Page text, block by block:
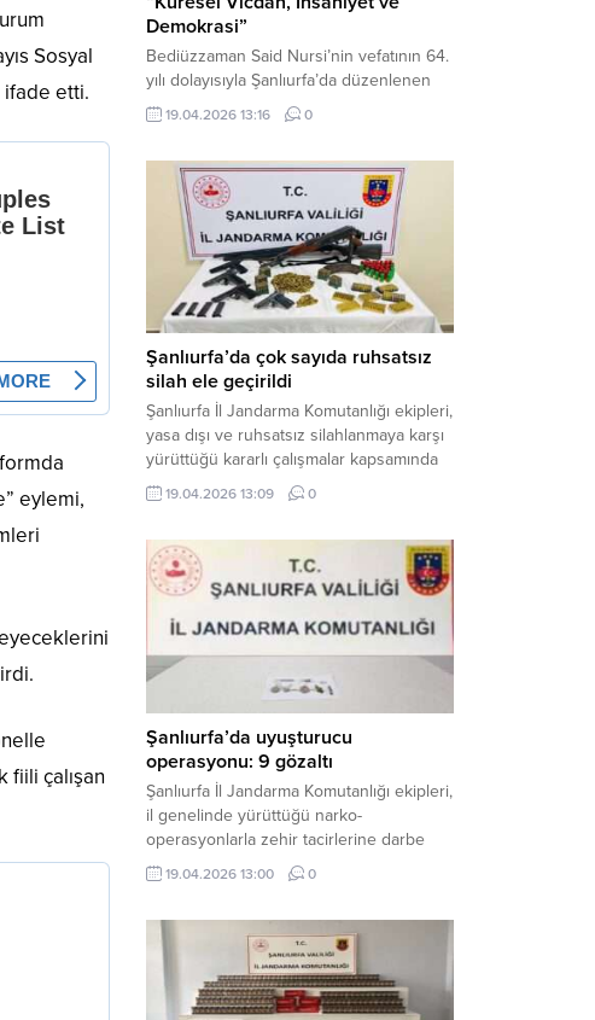
Sosyal
ifade etti.
eylemi,
fiili çalışan
Demokrasi”
Bediüzzaman Said Nursi’nin vefatının 64.
yılı dolayısıyla Şanlıurfa’da düzenlenen
panelde, günümüzün manevi ve
toplumsal sorunlarına Risale-i Nur
Necmettin Cevheri Kültür Merkezi’nde
gerçekleştirilen “Küresel Vicdan,
İnsaniyet ve Demokrasi” başlıklı panel,
hürriyet, adalet ve hukuk vurgularıyla
yoğun katılıma sahne oldu. Haber
Merkezi – Bediüzzaman Eğitim Kültür ve
Sanat...
19.04.2026 13:16 0
Şanlıurfa’da çok sayıda ruhsatsız
silah ele geçirildi
Şanlıurfa İl Jandarma Komutanlığı ekipleri,
yasa dışı ve ruhsatsız silahlanmaya karşı
yürüttüğü kararlı çalışmalar kapsamında
Bozova ilçesinde bir ikamete operasyon
düzenledi. Yapılan aramada çok sayıda
mühimmat ele geçirildi. Haber Merkezi –
Şanlıurfa Valiliği İl Basın ve Halkla İlişkiler
Müdürlüğü tarafından yapılan açıklamaya
göre; 17 Nisan...
19.04.2026 13:09 0
Şanlıurfa’da uyuşturucu
operasyonu: 9 gözaltı
Şanlıurfa İl Jandarma Komutanlığı ekipleri,
il genelinde yürüttüğü narko-
operasyonlarla zehir tacirlerine darbe
indirdi. Üç ilçede eş zamanlı
gerçekleştirilen faaliyetlerde çeşitli
şüpheli hakkında adli işlem başlatıldı.
Haber Merkezi – Şanlıurfa Valiliği İl Basın
ve Halkla İlişkiler Müdürlüğü’nden yapılan
açıklamaya göre, İl Jandarma Komutanlığı
19.04.2026 13:00 0